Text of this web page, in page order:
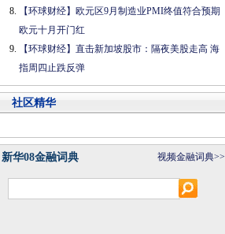
【环球财经】欧元区9月制造业PMI终值符合预期
欧元十月开门红
【环球财经】直击新加坡股市：隔夜美股走高 海
指周四止跌反弹
社区精华
新华08金融词典 视频金融词典>>